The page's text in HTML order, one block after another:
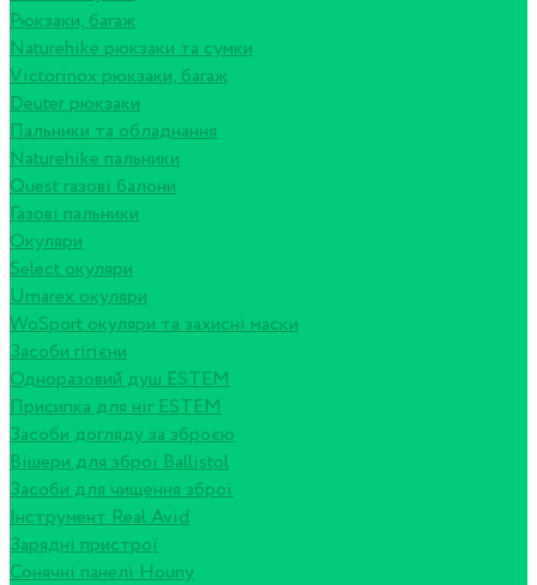
Рюкзаки, багаж
Naturehike рюкзаки та сумки
Victorinox рюкзаки, багаж
Deuter рюкзаки
Пальники та обладнання
Naturehike пальники
Quest газові балони
Газові пальники
Окуляри
Select окуляри
Umarex окуляри
WoSport окуляри та захисні маски
Засоби гігієни
Одноразовий душ ESTEM
Присипка для ніг ESTEM
Засоби догляду за зброєю
Вішери для зброї Ballistol
Засоби для чищення зброї
Інструмент Real Avid
Зарядні пристрої
Сонячні панелі Houny